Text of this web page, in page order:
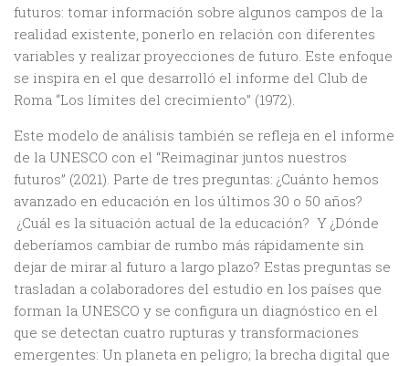
futuros: tomar información sobre algunos campos de la
realidad existente, ponerlo en relación con diferentes
variables y realizar proyecciones de futuro. Este enfoque
se inspira en el que desarrolló el informe del Club de
Roma “Los límites del crecimiento” (1972).
Este modelo de análisis también se refleja en el informe
de la UNESCO con el “Reimaginar juntos nuestros
futuros” (2021). Parte de tres preguntas: ¿Cuánto hemos
avanzado en educación en los últimos 30 o 50 años?
¿Cuál es la situación actual de la educación? Y ¿Dónde
deberíamos cambiar de rumbo más rápidamente sin
dejar de mirar al futuro a largo plazo? Estas preguntas se
trasladan a colaboradores del estudio en los países que
forman la UNESCO y se configura un diagnóstico en el
que se detectan cuatro rupturas y transformaciones
emergentes: Un planeta en peligro; la brecha digital que